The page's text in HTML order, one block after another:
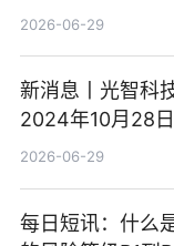
2026-06-29
新消息丨光智科
2024年10月28
2026-06-29
每日短讯：什么